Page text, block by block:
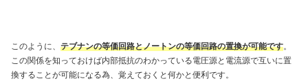
このように、 テブナンの等価回路とノートンの等価回路の置換が可能です。
この関係を知っておけば内部抵抗のわかっている電圧源と電流源で互いに置
換することが可能になる為、覚えておくと何かと便利です。